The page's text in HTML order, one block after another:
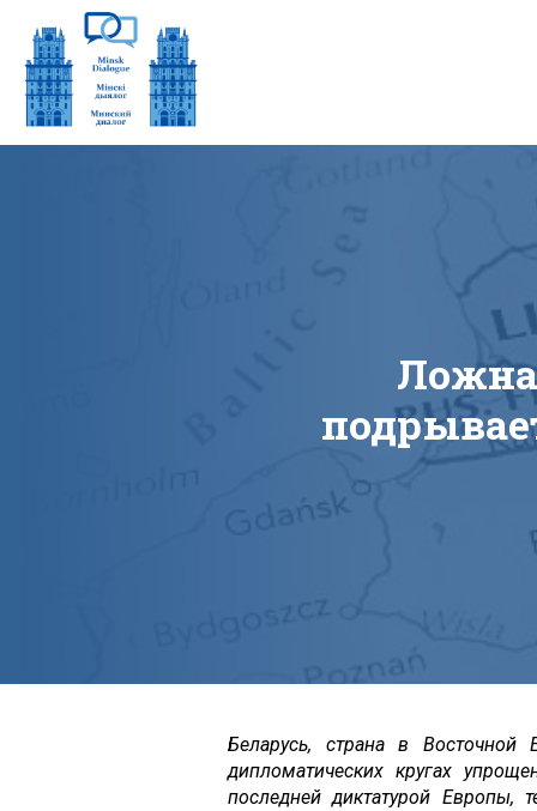
Беларусь, страна в
дипломатических кругах
последней диктатурой Европы,